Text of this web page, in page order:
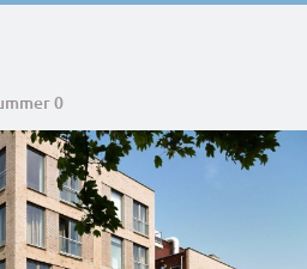
0